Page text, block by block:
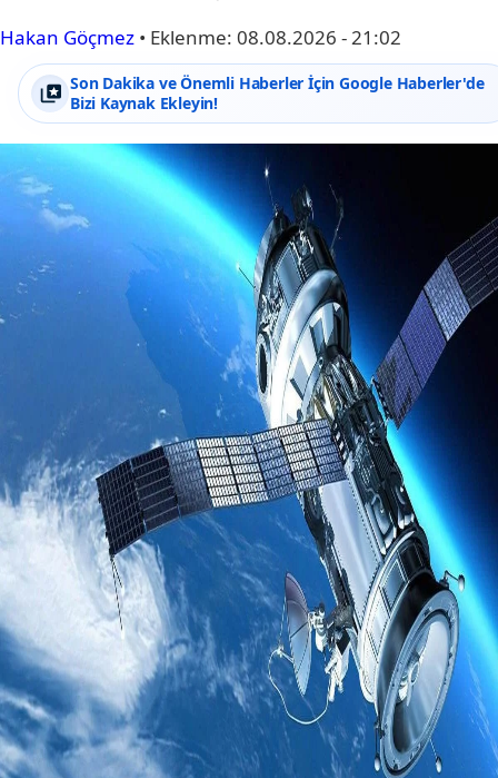
Hakan Göçmez • Eklenme: 08.08.2026 - 21:02
Son Dakika ve Önemli Haberler İçin Google Haberler'de
Bizi Kaynak Ekleyin!